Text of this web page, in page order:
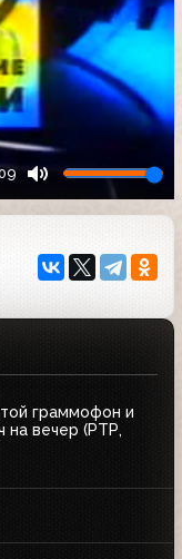
граммофон и
на вечер (РТР,